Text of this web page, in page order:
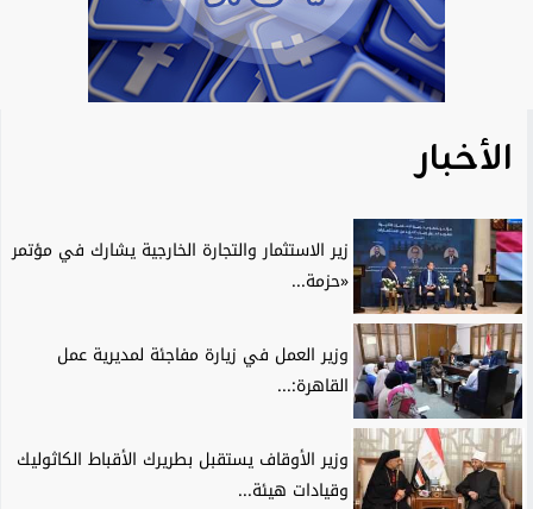
الأخبار
زير الاستثمار والتجارة الخارجية يشارك في مؤتمر
«حزمة...
وزير العمل في زيارة مفاجئة لمديرية عمل
القاهرة:...
وزير الأوقاف يستقبل بطريرك الأقباط الكاثوليك
وقيادات هيئة...